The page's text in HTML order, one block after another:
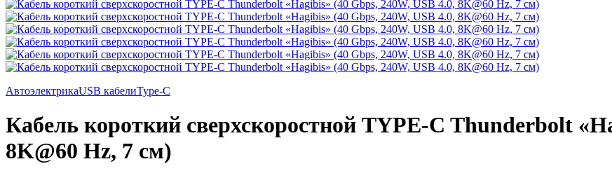
АвтоэлектрикаUSB кабелиType-C
Кабель короткий сверхскоростной TYPE-C Thunderbolt
8K@60 Hz, 7 см)